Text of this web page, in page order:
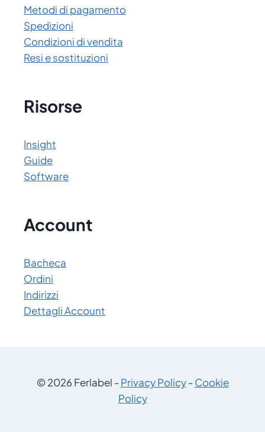
Metodi di pagamento
Spedizioni
Condizioni di vendita
Resi e sostituzioni
Risorse
Insight
Guide
Software
Account
Bacheca
Ordini
Indirizzi
Dettagli Account
© 2026 Ferlabel -Privacy Policy-Cookie
Policy